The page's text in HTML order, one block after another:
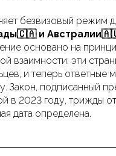
безвизовый режим
и
основано на
взаимности: эти
и теперь ответные
Закон, подписанный
в 2023 году, трижды
дата определена.